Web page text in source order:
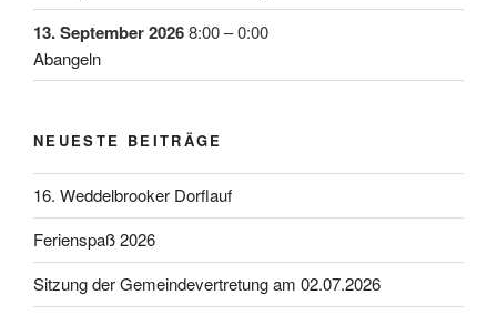
13. September 20268:00–0:00
Abangeln
NEUESTE BEITRÄGE
16. Weddelbrooker Dorflauf
Ferienspaß 2026
Sitzung der Gemeindevertretung am 02.07.2026